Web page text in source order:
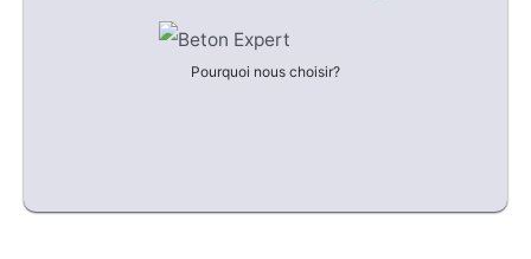
Pourquoi nous choisir?